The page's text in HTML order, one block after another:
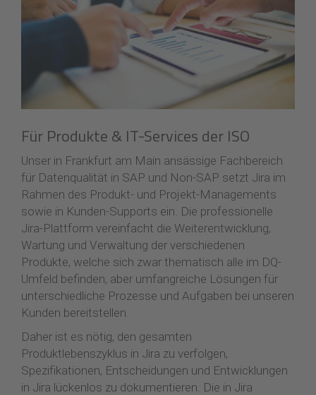
Für Produkte & IT-Services der ISO
Unser in Frankfurt am Main ansässige Fachbereich
für Datenqualität in SAP und Non-SAP setzt Jira im
Rahmen des Produkt- und Projekt-Managements
sowie in Kunden-Supports ein. Die professionelle
Jira-Plattform vereinfacht die Weiterentwicklung,
Wartung und Verwaltung der verschiedenen
Produkte, welche sich zwar thematisch alle im DQ-
Umfeld befinden, aber umfangreiche Lösungen für
unterschiedliche Prozesse und Aufgaben bei unseren
Kunden bereitstellen.
Daher ist es nötig, den gesamten
Produktlebenszyklus in Jira zu verfolgen,
Spezifikationen, Entscheidungen und Entwicklungen
in Jira lückenlos zu dokumentieren. Die in Jira